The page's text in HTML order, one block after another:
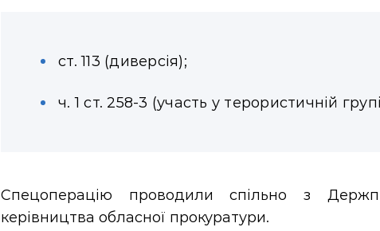
ст. 113 (диверсія);
ч. 1 ст. 258-3 (участь у терористичній
Спецоперацію проводили спільно з
керівництва обласної прокуратури.